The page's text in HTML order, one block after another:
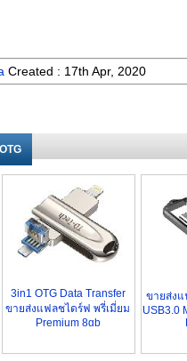
Created : 17th Apr, 2020
3in1 OTG Data Transfer
ขายส่งแฟลชไดร์ฟ พรี่เมี่ยม
Premium 8gb
ขายส่งแ
USB3.0